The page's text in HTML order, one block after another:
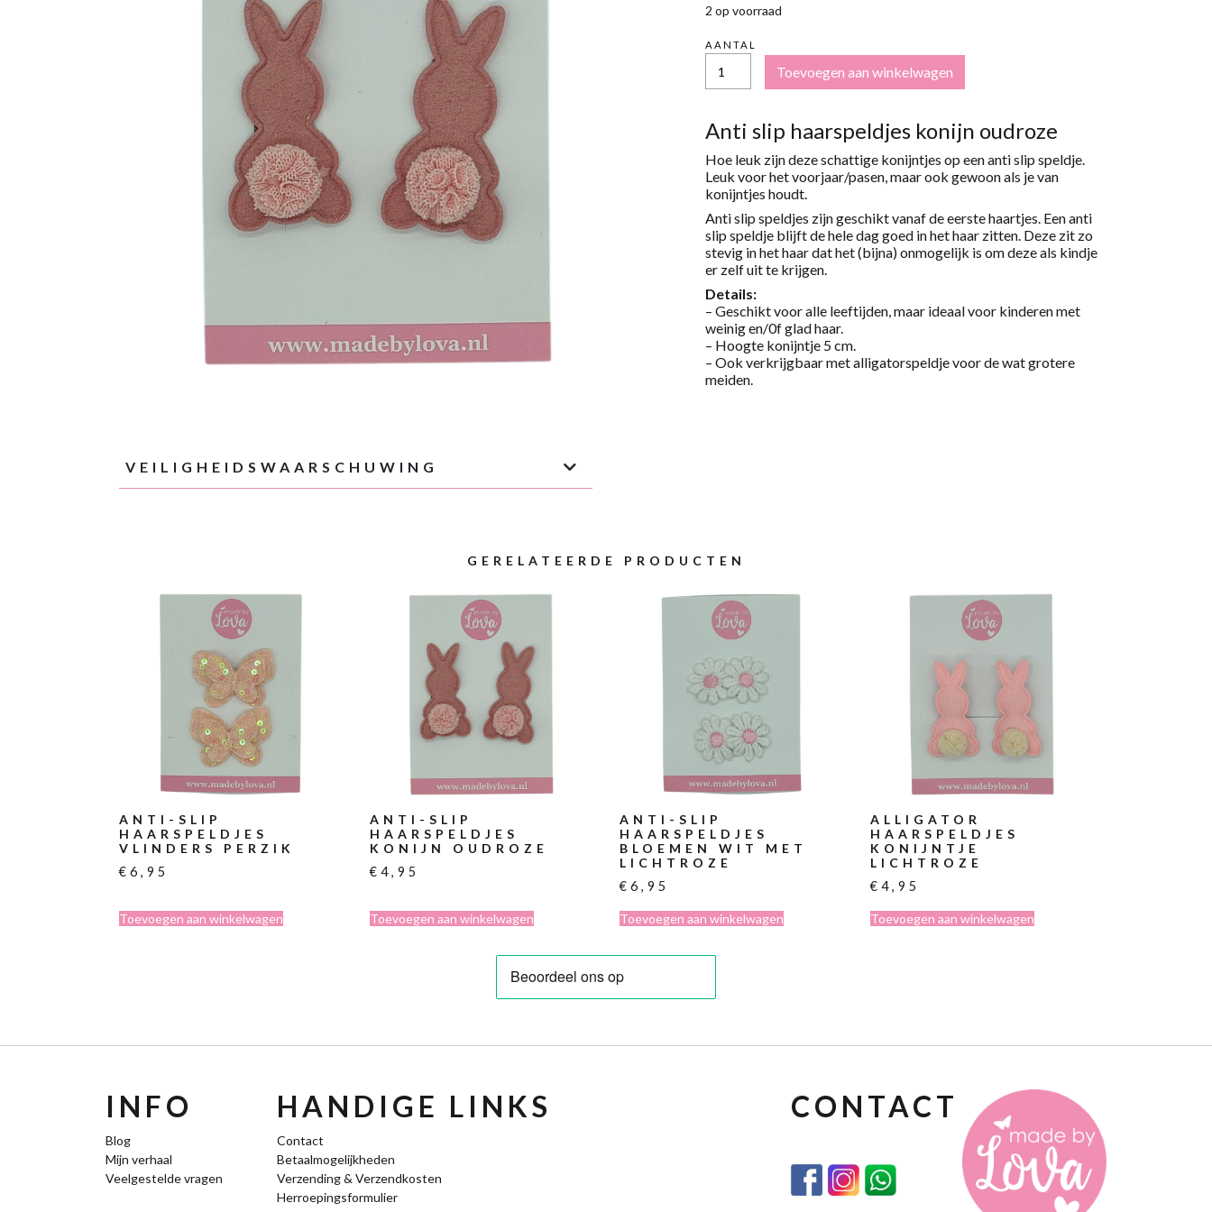
2 op voorraad
AANTAL
SLIP
HAARSPELDJES
AANTAL
Toevoegen aan winkelwagen
Anti slip haarspeldjes konijn oudroze
Hoe leuk zijn deze schattige konijntjes op een anti slip speldje.
Leuk voor het voorjaar/pasen, maar ook gewoon als je van
konijntjes houdt.
Anti slip speldjes zijn geschikt vanaf de eerste haartjes. Een anti
slip speldje blijft de hele dag goed in het haar zitten. Deze zit zo
stevig in het haar dat het (bijna) onmogelijk is om deze als kindje
er zelf uit te krijgen.
Details:
– Geschikt voor alle leeftijden, maar ideaal voor kinderen met
weinig en/0f glad haar.
– Hoogte konijntje 5 cm.
– Ook verkrijgbaar met alligatorspeldje voor de wat grotere
meiden.
VEILIGHEIDSWAARSCHUWING
GERELATEERDE PRODUCTEN
ANTI-SLIP
HAARSPELDJES
VLINDERS PERZIK
€ 6,95
Toevoegen aan winkelwagen
ANTI-SLIP
HAARSPELDJES
KONIJN OUDROZE
€ 4,95
Toevoegen aan winkelwagen
ANTI-SLIP
HAARSPELDJES
BLOEMEN WIT MET
LICHTROZE
€ 6,95
Toevoegen aan winkelwagen
ALLIGATOR
HAARSPELDJES
KONIJNTJE
LICHTROZE
€ 4,95
Toevoegen aan winkelwagen
INFO
Blog
Mijn verhaal
Veelgestelde vragen
HANDIGE LINKS
Contact
Betaalmogelijkheden
Verzending & Verzendkosten
Herroepingsformulier
CONTACT